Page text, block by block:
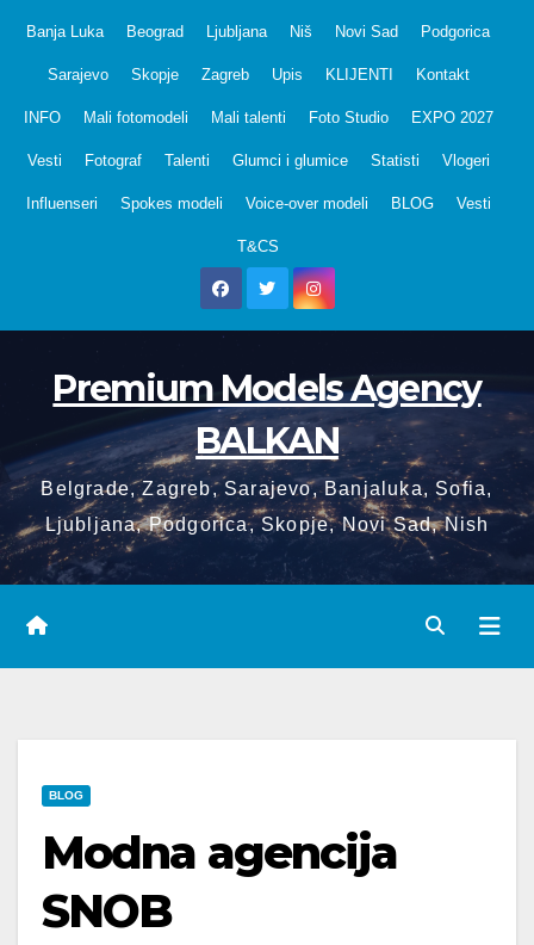
Banja Luka Beograd Ljubljana Niš Novi Sad Podgorica
Sarajevo Skopje Zagreb Upis KLIJENTI Kontakt
INFO Mali fotomodeli Mali talenti Foto Studio EXPO 2027
Vesti Fotograf Talenti Glumci i glumice Statisti Vlogeri
Influenseri Spokes modeli Voice-over modeli BLOG Vesti
T&CS
Premium Models Agency
BALKAN
Belgrade, Zagreb, Sarajevo, Banjaluka, Sofia,
Ljubljana, Podgorica, Skopje, Novi Sad, Nish
BLOG
Modna agencija
SNOB